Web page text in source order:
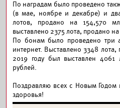
По наградам было проведено
(в мае, ноябре и декабре) и
лотов, продано на 154,570
выставлено 2375 лота, продано
По бонам было проведено три
интернет. Выставлено 3348
2019 году был выставлен
рублей.
Поздравляю всех с Новым Годом
здоровья!